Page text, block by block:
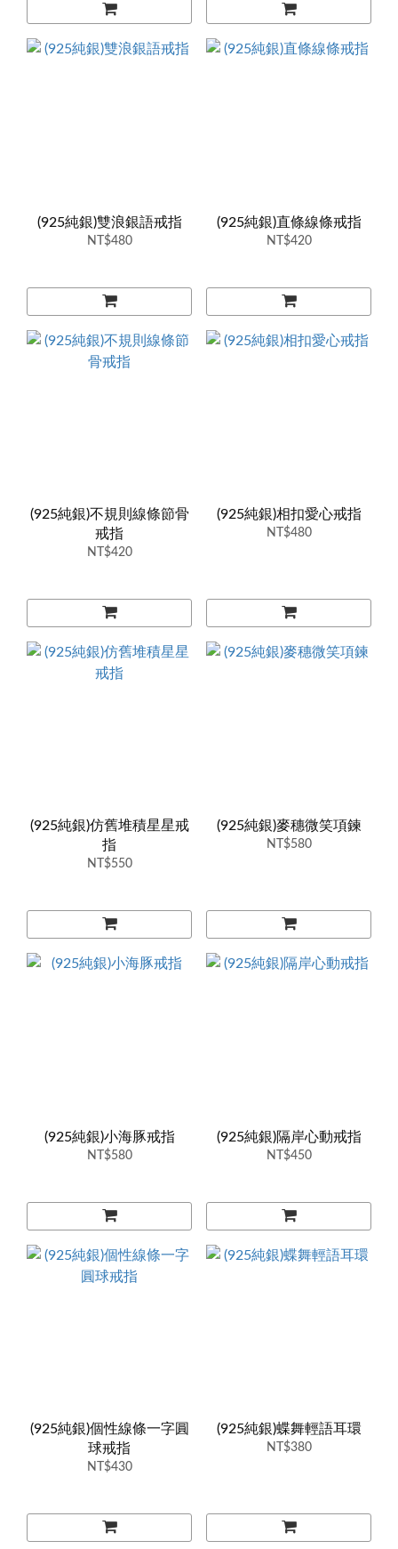
(925純銀)雙浪銀語戒指
NT$480
(925純銀)直條線條戒指
NT$420
(925純銀)不規則線條節骨
戒指
NT$420
(925純銀)相扣愛心戒指
NT$480
(925純銀)仿舊堆積星星戒
指
NT$550
(925純銀)麥穗微笑項鍊
NT$580
(925純銀)小海豚戒指
NT$580
(925純銀)隔岸心動戒指
NT$450
(925純銀)個性線條一字圓
球戒指
NT$430
(925純銀)蝶舞輕語耳環
NT$380